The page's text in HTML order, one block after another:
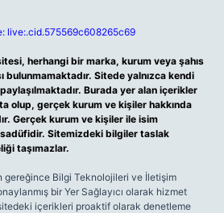
live:.cid.575569c608265c69
herhangi bir marka, kurum veya şahıs
bulunmamaktadır. Sitede yalnızca kendi
paylaşılmaktadır. Burada yer alan içerikler
olup, gerçek kurum ve kişiler hakkında
Gerçek kurum ve kişiler ile isim
Sitemizdeki bilgiler taslak
taşımazlar.
gereğince Bilgi Teknolojileri ve İletişim
bir Yer Sağlayıcı olarak hizmet
içerikleri proaktif olarak denetleme